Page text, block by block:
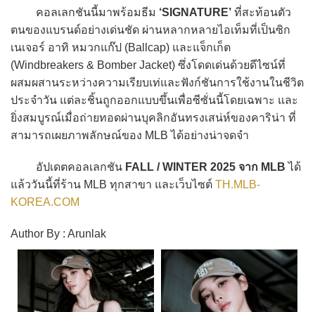
คอลเลกชันนี้มาพร้อมธีม ‘SIGNATURE’ ที่สะท้อนตัว
ตนของแบรนด์อย่างเด่นชัด ผ่านหลากหลายไอเท็มที่เป็นซิก
เนเจอร์ อาทิ หมวกแก๊ป (Ballcap) และแจ็กเก็ต
(Windbreakers & Bomber Jacket) ซึ่งโดดเด่นด้วยดีไซน์ที่
ผสมผสานระหว่างความเรียบเท่และฟังก์ชันการใช้งานในชีวิต
ประจำวัน แต่ละชิ้นถูกออกแบบขึ้นเพื่อซีซั่นนี้โดยเฉพาะ และ
ยิ่งสมบูรณ์เมื่อถ่ายทอดผ่านบุคลิกอันทรงเสน่ห์ของคาริน่า ที่
สามารถเผยภาพลักษณ์ของ MLB ได้อย่างน่าจดจำ
อัปเดตคอลเลกชัน FALL / WINTER 2025 จาก MLB ได้
แล้ววันนี้ที่ร้าน MLB ทุกสาขา และเว็บไซต์ TH.MLB-
KOREA.COM
Author By : Arunlak